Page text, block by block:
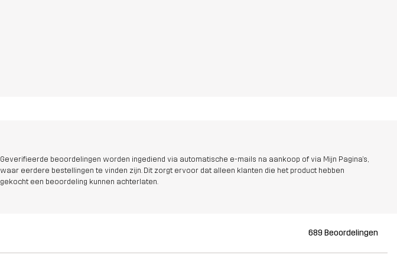
Geverifieerde beoordelingen worden ingediend via automatische e-mails na aankoop of via Mijn Pagina's,
waar eerdere bestellingen te vinden zijn. Dit zorgt ervoor dat alleen klanten die het product hebben
gekocht een beoordeling kunnen achterlaten.
689 Beoordelingen